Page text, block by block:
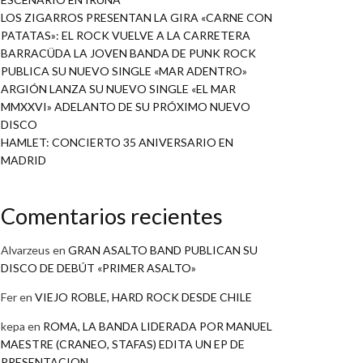
LOS ZIGARROS PRESENTAN LA GIRA «CARNE CON
PATATAS»: EL ROCK VUELVE A LA CARRETERA
BARRACÜDA LA JOVEN BANDA DE PUNK ROCK
PUBLICA SU NUEVO SINGLE «MAR ADENTRO»
ARGIÓN LANZA SU NUEVO SINGLE «EL MAR
MMXXVI» ADELANTO DE SU PRÓXIMO NUEVO
DISCO
HAMLET: CONCIERTO 35 ANIVERSARIO EN
MADRID
Comentarios recientes
Alvarzeus en GRAN ASALTO BAND PUBLICAN SU
DISCO DE DEBÚT «PRIMER ASALTO»
Feren VIEJO ROBLE, HARD ROCK DESDE CHILE
kepa en ROMA, LA BANDA LIDERADA POR MANUEL
MAESTRE (CRANEO, STAFAS) EDITA UN EP DE